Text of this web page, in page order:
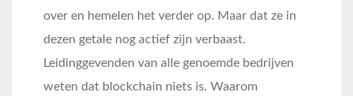
over en hemelen het verder op. Maar dat ze in
dezen getale nog actief zijn verbaast.
Leidinggevenden van alle genoemde bedrijven
weten dat blockchain niets is. Waarom